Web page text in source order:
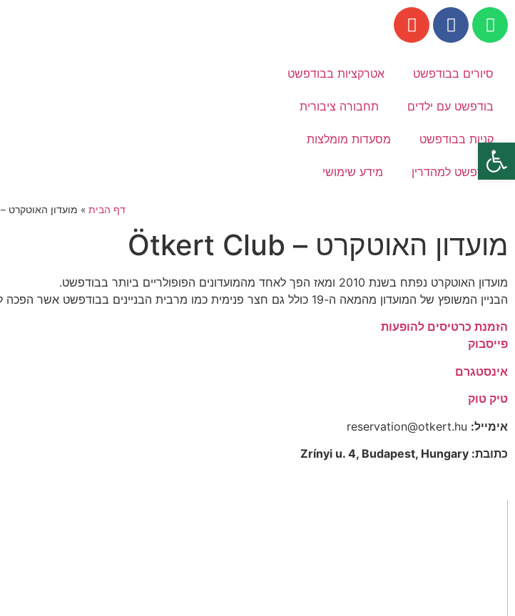
סיורים בבודפשט אטרקציות בבודפשט
בודפשט עם ילדים תחבורה ציבורית
קניות בבודפשט מסעדות מומלצות
בודפשט למהדרין מידע שימושי
דף הבית » מועדון האוטקרט – Ötkert Club
מועדון האוטקרט – Ötkert Club
מועדון האוטקרט נפתח בשנת 2010 ומאז הפך לאחד מהמועדונים הפופולריים ביותר בבודפשט.
הבניין המשופץ של המועדון מהמאה ה-19 כולל גם חצר פנימית כמו מרבית הבניינים בבודפשט אשר הפכה לרחבת ריקודים והופעות חיות.
הזמנת כרטיסים להופעות
פייסבוק
אינסטגרם
טיק טוק
אימייל:
כתובת: Zrínyi u. 4, Budapest, Hungary
פתח סרגל נגישות